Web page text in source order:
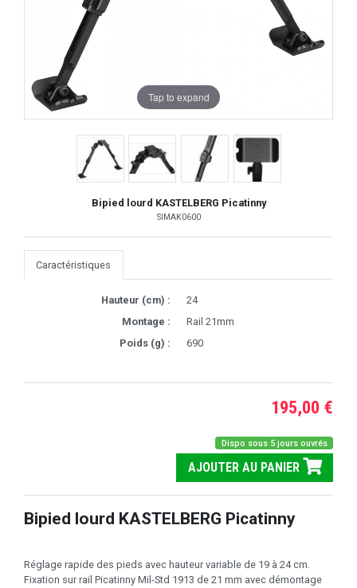
Tap to expand
Bipied lourd KASTELBERG Picatinny
SIMAK0600
Caractéristiques
Hauteur (cm) :
24
Montage :
Rail 21mm
Poids (g) :
690
195,00 €
Dispo sous 5 jours ouvrés
AJOUTER AU PANIER
Bipied lourd KASTELBERG Picatinny
Réglage rapide des pieds avec hauteur variable de 19 à 24 cm.
Fixation sur rail Picatinny Mil-Std 1913 de 21 mm avec démontage